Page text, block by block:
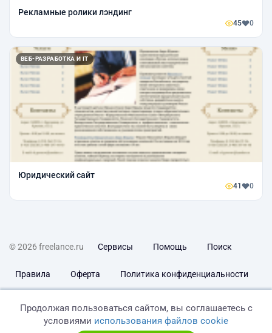
Рекламные ролики лэндинг
45 0
ВЕБ-РАЗРАБОТКА И IT
Юридический сайт
41 0
© 2026 freelance.ru Сервисы Помощь Поиск
Правила Оферта Политика конфиденциальности
Продолжая пользоваться сайтом, вы соглашаетесь с
условиями использования файлов cookie